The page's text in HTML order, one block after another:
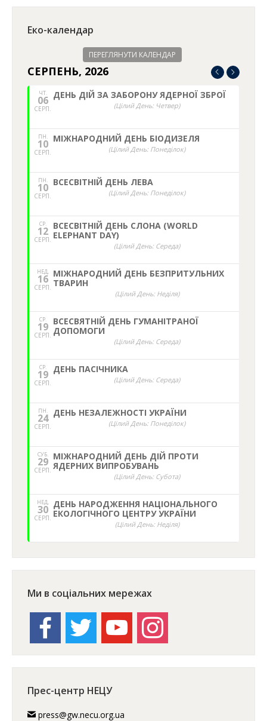
Еко-календар
ПЕРЕГЛЯНУТИ КАЛЕНДАР
СЕРПЕНЬ, 2026
ЧТ.
06
СЕРП.
ДЕНЬ ДІЙ ЗА ЗАБОРОНУ ЯДЕРНОЇ ЗБРОЇ
(Цілий День: Четвер)
ПН.
10
СЕРП.
МІЖНАРОДНИЙ ДЕНЬ БІОДИЗЕЛЯ
(Цілий День: Понеділок)
ПН.
10
СЕРП.
ВСЕСВІТНІЙ ДЕНЬ ЛЕВА
(Цілий День: Понеділок)
СР.
12
СЕРП.
ВСЕСВІТНІЙ ДЕНЬ СЛОНА (WORLD
ELEPHANT DAY)
(Цілий День: Середа)
НЕД,
16
СЕРП.
МІЖНАРОДНИЙ ДЕНЬ БЕЗПРИТУЛЬНИХ
ТВАРИН
(Цілий День: Неділя)
СР.
19
СЕРП.
ВСЕСВЯТНІЙ ДЕНЬ ГУМАНІТРАНОЇ
ДОПОМОГИ
(Цілий День: Середа)
СР.
19
СЕРП.
ДЕНЬ ПАСІЧНИКА
(Цілий День: Середа)
ПН.
24
СЕРП.
ДЕНЬ НЕЗАЛЕЖНОСТІ УКРАЇНИ
(Цілий День: Понеділок)
СУБ.
29
СЕРП.
МІЖНАРОДНИЙ ДЕНЬ ДІЙ ПРОТИ
ЯДЕРНИХ ВИПРОБУВАНЬ
(Цілий День: Субота)
НЕД,
30
СЕРП.
ДЕНЬ НАРОДЖЕННЯ НАЦІОНАЛЬНОГО
ЕКОЛОГІЧНОГО ЦЕНТРУ УКРАЇНИ
(Цілий День: Неділя)
Ми в соціальних мережах
facebook twitter youtube instagram
Прес-центр НЕЦУ
press@gw.necu.org.ua